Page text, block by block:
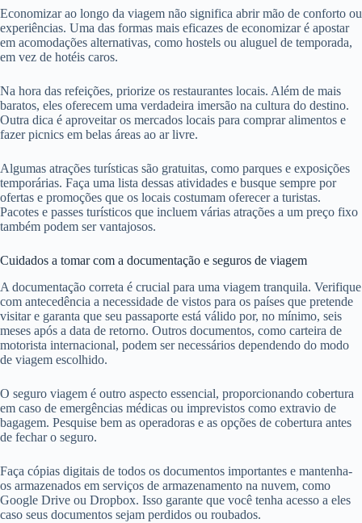
Economizar ao longo da viagem não significa abrir mão de conforto ou
experiências. Uma das formas mais eficazes de economizar é apostar
em acomodações alternativas, como hostels ou aluguel de temporada,
em vez de hotéis caros.
Na hora das refeições, priorize os restaurantes locais. Além de mais
baratos, eles oferecem uma verdadeira imersão na cultura do destino.
Outra dica é aproveitar os mercados locais para comprar alimentos e
fazer picnics em belas áreas ao ar livre.
Algumas atrações turísticas são gratuitas, como parques e exposições
temporárias. Faça uma lista dessas atividades e busque sempre por
ofertas e promoções que os locais costumam oferecer a turistas.
Pacotes e passes turísticos que incluem várias atrações a um preço fixo
também podem ser vantajosos.
Cuidados a tomar com a documentação e seguros de viagem
A documentação correta é crucial para uma viagem tranquila. Verifique
com antecedência a necessidade de vistos para os países que pretende
visitar e garanta que seu passaporte está válido por, no mínimo, seis
meses após a data de retorno. Outros documentos, como carteira de
motorista internacional, podem ser necessários dependendo do modo
de viagem escolhido.
O seguro viagem é outro aspecto essencial, proporcionando cobertura
em caso de emergências médicas ou imprevistos como extravio de
bagagem. Pesquise bem as operadoras e as opções de cobertura antes
de fechar o seguro.
Faça cópias digitais de todos os documentos importantes e mantenha-
os armazenados em serviços de armazenamento na nuvem, como
Google Drive ou Dropbox. Isso garante que você tenha acesso a eles
caso seus documentos sejam perdidos ou roubados.